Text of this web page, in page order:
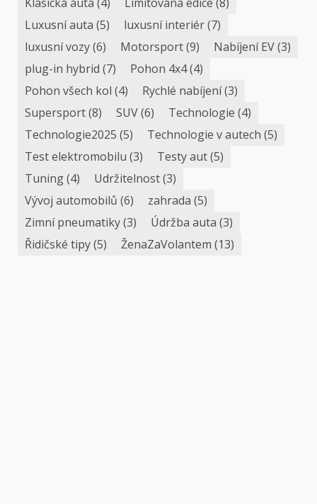
Klasická auta (4) Limitovaná edice (8)
Luxusní auta (5) luxusní interiér(7)
luxusní vozy(6) Motorsport(9) Nabíjení EV(3)
plug-in hybrid (7) Pohon 4x4(4)
Pohon všech kol (4) Rychlé nabíjení(3)
Supersport(8) SUV(6) Technologie (4)
Technologie2025 (5) Technologie v autech (5)
Test elektromobilu (3) Testy aut(5)
Tuning(4) Udržitelnost(3)
Vývoj automobilů (6) zahrada (5)
Zimní pneumatiky(3) Údržba auta (3)
Řidičské tipy(5) ŽenaZaVolantem (13)